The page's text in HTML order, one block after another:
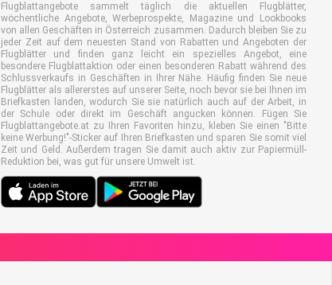
Flugblattangebote sammelt täglich die aktuellen Flugblätter,
wöchentliche Angebote, Werbeprospekte, Magazine und Lookbooks
von allen Geschäften in Österreich zusammen. Dadurch bleiben Sie zu
jeder Zeit auf dem neuesten Stand von Rabatten und Angeboten der
Flugblätter und finden ganz leicht ein spezielles Angebot, eine
besondere Flugblattaktion oder einen besonderen Rabatt während des
Schlussverkaufs in Geschäften in Ihrer Nähe. Häufig finden Sie neue
Flugblätter als allererstes auf unserer Seite, noch bevor sie bei Ihnen im
Briefkasten landen, wodurch Sie sie natürlich auch auf der Arbeit, in
der Schule oder direkt im Geschäft angucken können. Fügen Sie
Flugblattangebote.at zu Ihren Favoriten hinzu, kleben Sie einen "Bitte
keine Werbung!"-Sticker auf Ihren Briefkasten und sparen Sie somit viel
Zeit und Geld. Außerdem tragen Sie damit auch aktiv zur Papiermüll-
Reduktion bei, was gut für unsere Umwelt ist.